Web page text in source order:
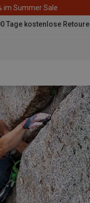
im Summer Sale
Tage kostenlose Retoure